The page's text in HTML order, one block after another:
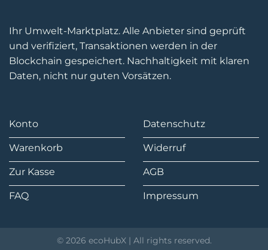
Ihr Umwelt-Marktplatz. Alle Anbieter sind geprüft
und verifiziert, Transaktionen werden in der
Blockchain gespeichert. Nachhaltigkeit mit klaren
Daten, nicht nur guten Vorsätzen.
Konto
Warenkorb
Zur Kasse
FAQ
Datenschutz
Widerruf
AGB
Impressum
© 2026 ecoHubX | All rights reserved.